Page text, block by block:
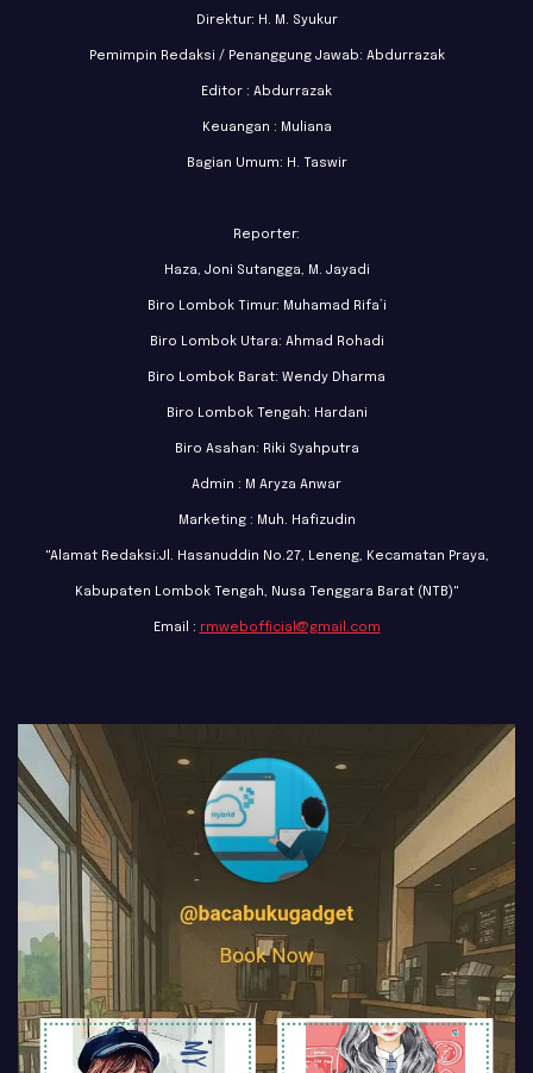
Direktur: H. M. Syukur
Pemimpin Redaksi / Penanggung Jawab: Abdurrazak
Editor : Abdurrazak
Keuangan : Muliana
Bagian Umum: H. Taswir
Reporter:
Haza, Joni Sutangga, M. Jayadi
Biro Lombok Timur: Muhamad Rifa’i
Biro Lombok Utara: Ahmad Rohadi
Biro Lombok Barat: Wendy Dharma
Biro Lombok Tengah: Hardani
Biro Asahan: Riki Syahputra
Admin : M Aryza Anwar
Marketing : Muh. Hafizudin
"Alamat Redaksi:Jl. Hasanuddin No.27, Leneng, Kecamatan Praya,
Kabupaten Lombok Tengah, Nusa Tenggara Barat (NTB)"
Email : rmwebofficial@gmail.com